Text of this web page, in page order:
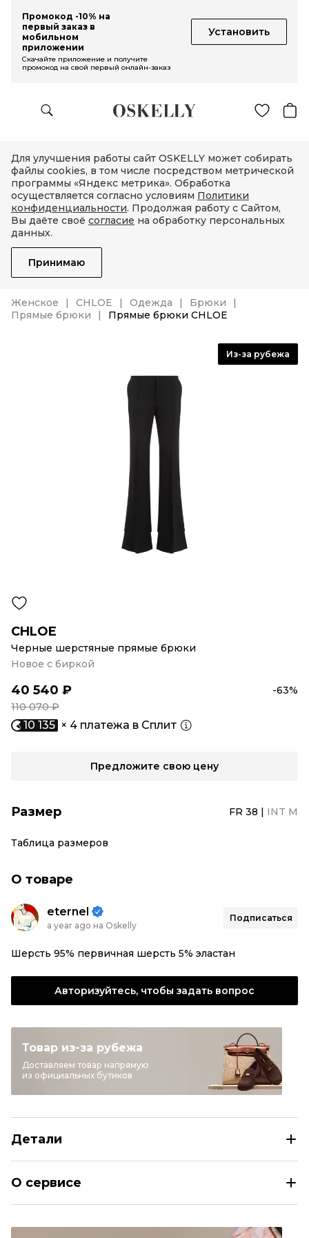
Промокод -10% на
первый заказ в
мобильном
приложении
Установить
Скачайте приложение и получите
промокод на свой первый онлайн-заказ
Для улучшения работы сайт OSKELLY может собирать
файлы cookies, в том числе посредством метрической
программы «Яндекс метрика». Обработка
осуществляется согласно условиям Политики
конфиденциальности. Продолжая работу с Сайтом,
Вы даёте своё согласие на обработку персональных
данных.
Принимаю
Женское CHLOE Одежда
Брюки
Прямые брюки
Прямые брюки CHLOE
Из-за рубежа
CHLOE
Черные шерстяные прямые брюки
Новое с биркой
40 540 ₽
-63%
110 070 ₽
10 135 × 4 платежа в Сплит
Предложите свою цену
Размер FR 38 | INT M
Таблица размеров
О товаре
eternel
a year ago на Oskelly
Подписаться
Шерсть 95% первичная шерсть 5% эластан
Авторизуйтесь, чтобы задать вопрос
Товар из-за рубежа
Доставляем товар напрямую
из официальных бутиков
Детали
О сервисе